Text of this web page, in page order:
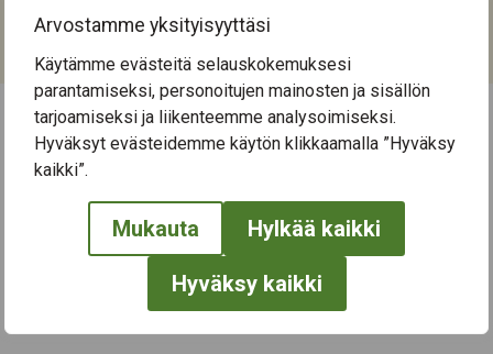
Arvostamme yksityisyyttäsi
Käytämme evästeitä selauskokemuksesi
parantamiseksi, personoitujen mainosten ja sisällön
tarjoamiseksi ja liikenteemme analysoimiseksi.
Hyväksyt evästeidemme käytön klikkaamalla ”Hyväksy
kaikki”.
Mukauta Hylkää kaikki
Hyväksy kaikki
Kategoriat:
Liikunta
← Näytä kaikki tapahtumat